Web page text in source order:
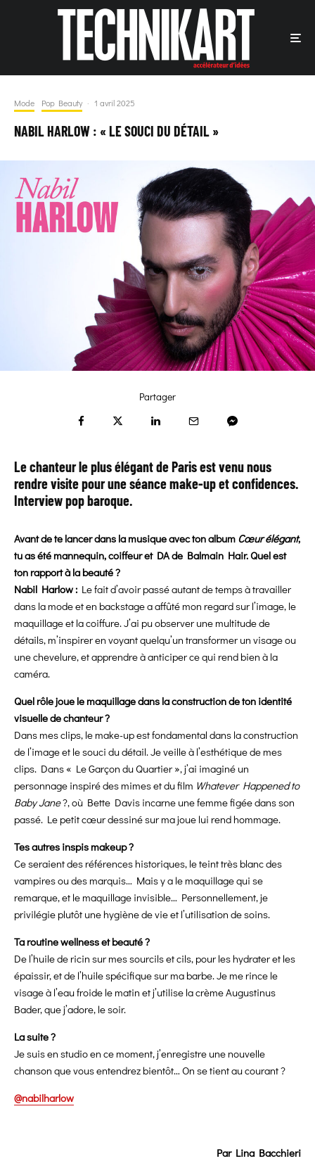
Mode Pop Beauty · 1 avril 2025
NABIL HARLOW : « LE SOUCI DU DÉTAIL »
Partager
Le chanteur le plus élégant de Paris est venu nous
rendre visite pour une séance make-up et confidences.
Interview pop baroque.
Avant de te lancer dans la musique avec ton album Cœur élégant,
tu as été mannequin, coiffeur et DA de Balmain Hair. Quel est
ton rapport à la beauté ?
Nabil Harlow : Le fait d’avoir passé autant de temps à travailler
dans la mode et en backstage a affûté mon regard sur l’image, le
maquillage et la coiffure. J’ai pu observer une multitude de
détails, m’inspireren voyant quelqu’un transformer un visage ou
une chevelure, et apprendre à anticiper ce qui rend bien à la
caméra.
Quel rôle joue le maquillage dans la construction de ton identité
visuelle de chanteur ?
Dans mes clips, le make-up est fondamental dans la construction
de l’image et le souci du détail. Je veille à l’esthétique de mes
clips. Dans « Le Garçon du Quartier », j’ai imaginé un
personnage inspiré des mimes et du film Whatever Happened to
Baby Jane?, où Bette Davis incarne une femme figée dans son
passé. Le petit cœur dessiné sur ma joue lui rend hommage.
Tes autres inspis makeup ?
Ce seraient des références historiques, le teint très blanc des
vampires ou des marquis… Mais y a le maquillage qui se
remarque, et le maquillage invisible… Personnellement, je
privilégie plutôt une hygiène de vie et l’utilisation de soins.
Ta routine wellness et beauté ?
De l’huile de ricin sur mes sourcils et cils, pour les hydrater et les
épaissir, et de l’huile spécifique sur ma barbe. Je me rince le
visage à l’eau froide le matin et j’utilise la crème Augustinus
Bader, que j’adore, le soir.
La suite ?
Je suis en studio en ce moment, j’enregistre une nouvelle
chanson que vous entendrez bientôt… On se tient au courant ?
@nabilharlow
Par Lina Bacchieri